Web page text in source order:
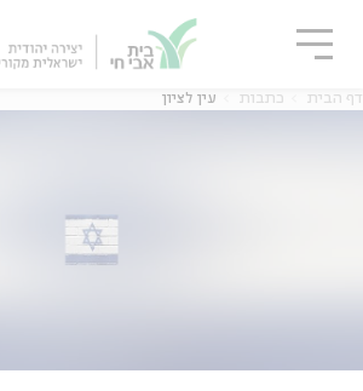
דף הבית כתבות עין לציון
סגור